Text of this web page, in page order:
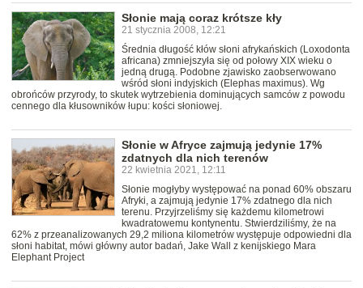
Słonie mają coraz krótsze kły
21 stycznia 2008, 12:21
Średnia długość kłów słoni afrykańskich (Loxodonta
africana) zmniejszyła się od połowy XIX wieku o
jedną drugą. Podobne zjawisko zaobserwowano
wśród słoni indyjskich (Elephas maximus). Wg
obrońców przyrody, to skutek wytrzebienia dominujących samców z powodu
cennego dla kłusowników łupu: kości słoniowej.
Słonie w Afryce zajmują jedynie 17%
zdatnych dla nich terenów
22 kwietnia 2021, 12:11
Słonie mogłyby występować na ponad 60% obszaru
Afryki, a zajmują jedynie 17% zdatnego dla nich
terenu. Przyjrzeliśmy się każdemu kilometrowi
kwadratowemu kontynentu. Stwierdziliśmy, że na
62% z przeanalizowanych 29,2 miliona kilometrów występuje odpowiedni dla
słoni habitat, mówi główny autor badań, Jake Wall z kenijskiego Mara
Elephant Project